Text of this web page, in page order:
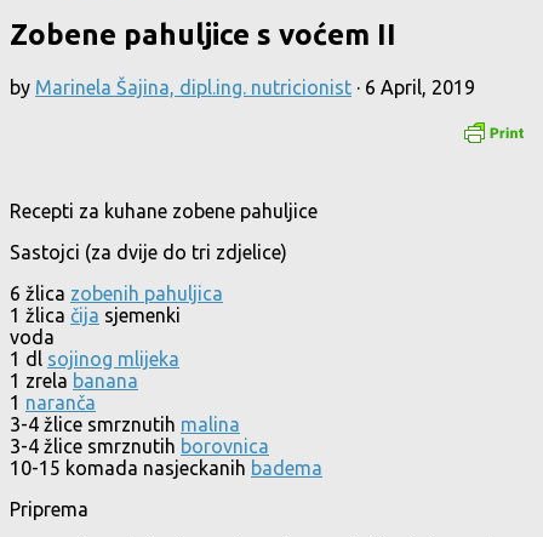
Zobene pahuljice s voćem II
by Marinela Šajina, dipl.ing. nutricionist · 6 April, 2019
Recepti za kuhane zobene pahuljice
Sastojci (za dvije do tri zdjelice)
6 žlica zobenih pahuljica
1 žlica čija sjemenki
voda
1 dl sojinog mlijeka
1 zrela banana
1 naranča
3-4 žlice smrznutih malina
3-4 žlice smrznutih borovnica
10-15 komada nasjeckanih badema
Priprema